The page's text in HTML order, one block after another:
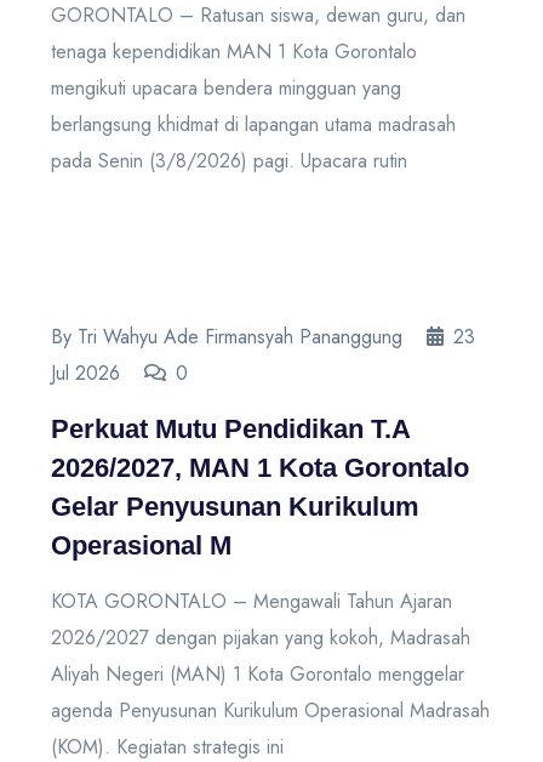
GORONTALO – Ratusan siswa, dewan guru, dan
tenaga kependidikan MAN 1 Kota Gorontalo
mengikuti upacara bendera mingguan yang
berlangsung khidmat di lapangan utama madrasah
pada Senin (3/8/2026) pagi. Upacara rutin
By Tri Wahyu Ade Firmansyah Pananggung
23
Jul 2026
0
Perkuat Mutu Pendidikan T.A
2026/2027, MAN 1 Kota Gorontalo
Gelar Penyusunan Kurikulum
Operasional M
KOTA GORONTALO – Mengawali Tahun Ajaran
2026/2027 dengan pijakan yang kokoh, Madrasah
Aliyah Negeri (MAN) 1 Kota Gorontalo menggelar
agenda Penyusunan Kurikulum Operasional Madrasah
(KOM). Kegiatan strategis ini